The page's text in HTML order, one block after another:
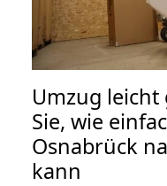
Umzug leicht
Sie, wie
Osnabrück
kann